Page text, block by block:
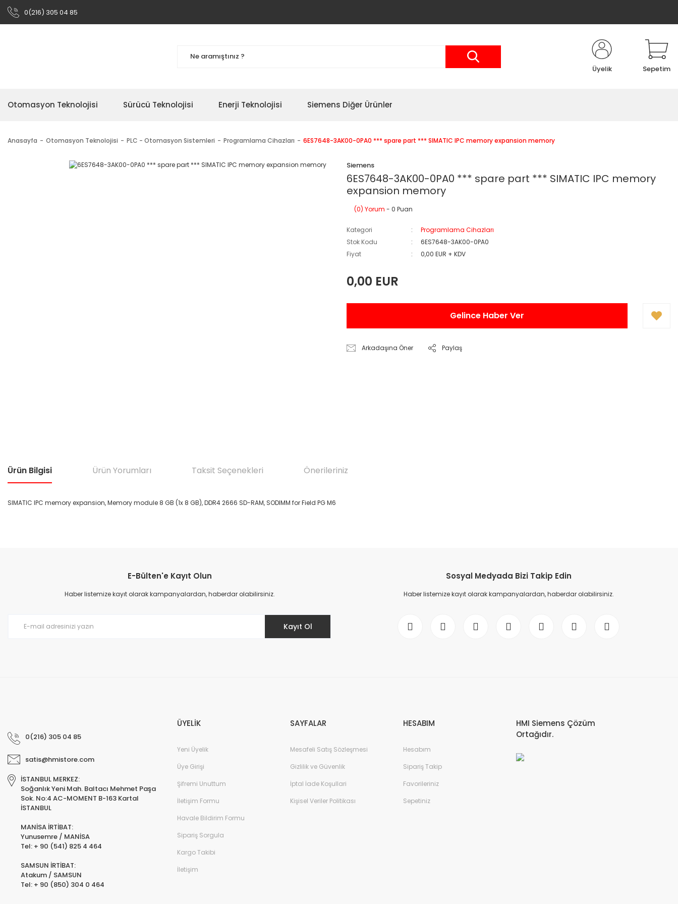
0(216) 305 04 85
Üyelik Sepetim
Otomasyon Teknolojisi Sürücü Teknolojisi Enerji Teknolojisi Siemens Diğer Ürünler
Anasayfa Otomasyon Teknolojisi PLC - Otomasyon Sistemleri Programlama Cihazları 6ES7648-3AK00-0PA0 *** spare part *** SIMATIC IPC memory expansion memory
Siemens
6ES7648-3AK00-0PA0 *** spare part *** SIMATIC IPC memory
expansion memory
(0) Yorum - 0 Puan
Kategori
Programlama Cihazları
Stok Kodu
6ES7648-3AK00-0PA0
Fiyat
0,00 EUR + KDV
0,00 EUR
Gelince Haber Ver
Arkadaşına Öner Paylaş
Ürün Bilgisi Ürün Yorumları Taksit Seçenekleri Önerileriniz
SIMATIC IPC memory expansion, Memory module 8 GB (1x 8 GB), DDR4 2666 SD-RAM, SODIMM for Field PG M6
Ürün resmi kalitesiz, bozuk veya görüntülenemiyor.
Ürün açıklamasında eksik bilgiler bulunuyor.
E-Bülten'e Kayıt Olun
Haber listemize kayıt olarak kampanyalardan, haberdar olabilirsiniz.
Kayıt Ol
Sosyal Medyada Bizi Takip Edin
Haber listemize kayıt olarak kampanyalardan, haberdar olabilirsiniz.
0(216) 305 04 85
satis@hmistore.com
İSTANBUL MERKEZ:
Soğanlık Yeni Mah. Baltacı Mehmet Paşa
Sok. No:4 AC-MOMENT B-163 Kartal
İSTANBUL
MANİSA İRTİBAT:
Yunusemre / MANİSA
Tel: + 90 (541) 825 4 464
SAMSUN İRTİBAT:
Atakum / SAMSUN
Tel: + 90 (850) 304 0 464
ÜYELİK
Yeni Üyelik
Üye Girişi
Şifremi Unuttum
İletişim Formu
Havale Bildirim Formu
Sipariş Sorgula
Kargo Takibi
İletişim
SAYFALAR
Mesafeli Satış Sözleşmesi
Gizlilik ve Güvenlik
İptal İade Koşullari
Kişisel Veriler Politikası
HESABIM
Hesabım
Sipariş Takip
Favorileriniz
Sepetiniz
HMI Siemens Çözüm
Ortağıdır.